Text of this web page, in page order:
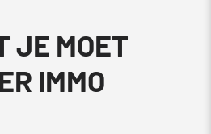
JE MOET
IMMO